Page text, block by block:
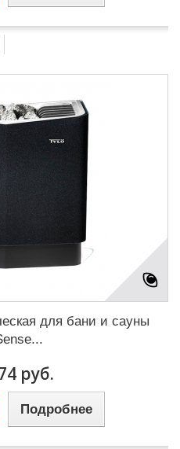
для бани и сауны
руб.
Подробнее